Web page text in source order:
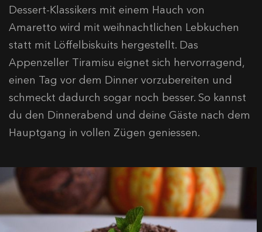
Dessert-Klassikers mit einem Hauch von
Amaretto wird mit weihnachtlichen Lebkuchen
statt mit Löffelbiskuits hergestellt. Das
Appenzeller Tiramisu eignet sich hervorragend,
einen Tag vor dem Dinner vorzubereiten und
schmeckt dadurch sogar noch besser. So kannst
du den Dinnerabend und deine Gäste nach dem
Hauptgang in vollen Zügen geniessen.